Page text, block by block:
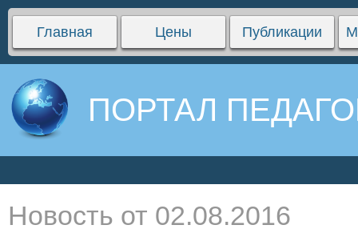
Главная Цены Публикации
ПОРТАЛ
Новость от 02.08.2016